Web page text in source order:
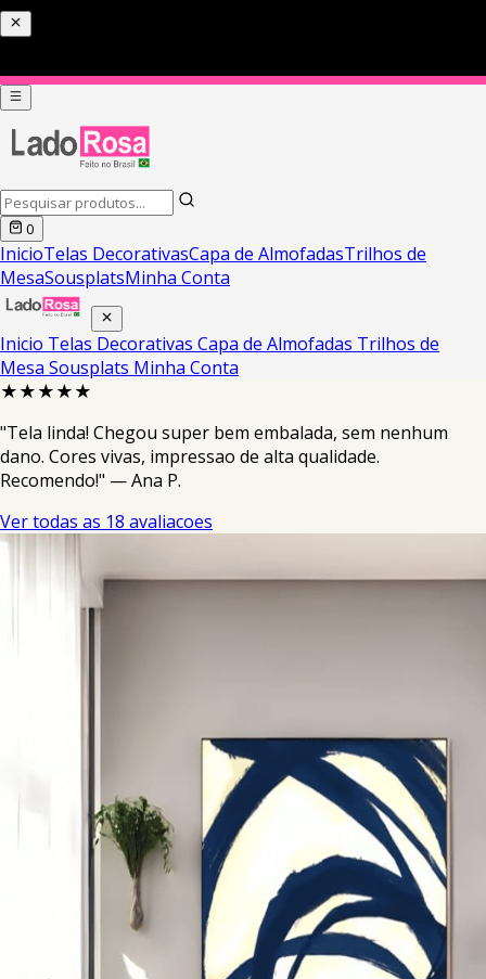
0
InicioTelas DecorativasCapa de AlmofadasTrilhos de
MesaSousplatsMinha Conta
Inicio Telas Decorativas Capa de Almofadas Trilhos de
Mesa Sousplats Minha Conta
★★★★★
"Tela linda! Chegou super bem embalada, sem nenhum
dano. Cores vivas, impressao de alta qualidade.
Recomendo!" — Ana P.
Ver todas as 18 avaliacoes